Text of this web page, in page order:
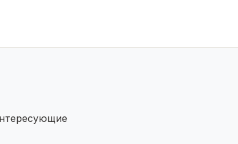
Магнит , Монетка, Пятерочка,